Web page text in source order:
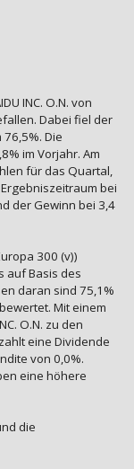
INC. O.N. von
Dabei fiel der
76,5%. Die
im Vorjahr. Am
für das Quartal,
bei
der Gewinn bei 3,4
300 (v))
auf Basis des
daran sind 75,1%
Mit einem
O.N. zu den
eine Dividende
von 0,0%.
eine höhere
die